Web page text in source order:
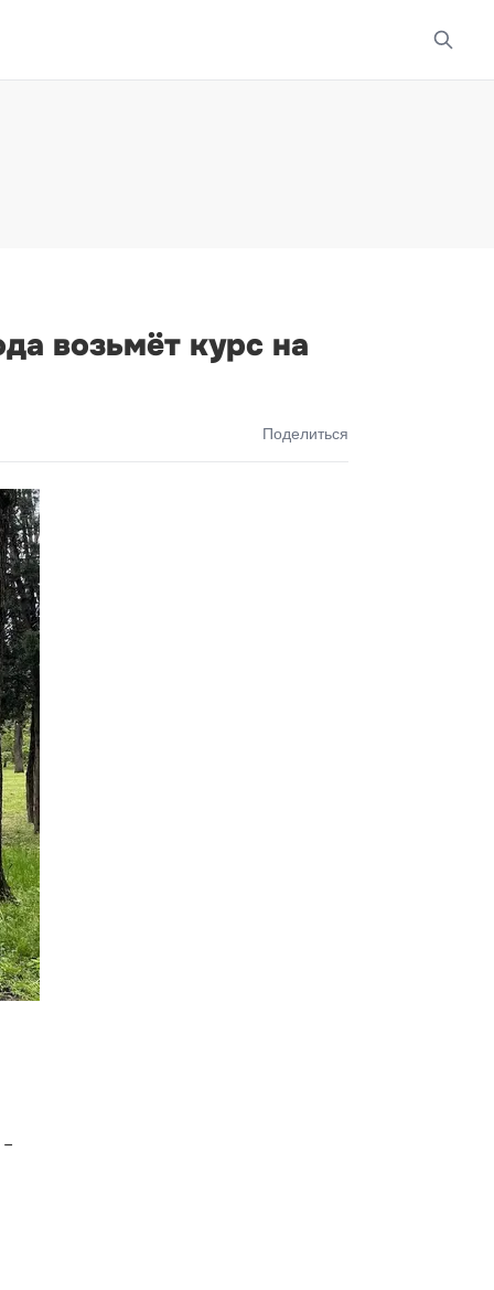
возьмёт курс на
Поделиться